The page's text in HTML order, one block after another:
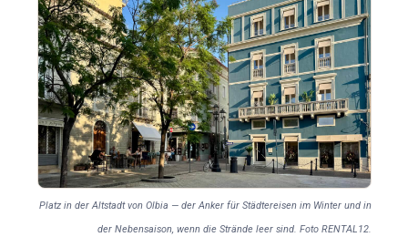
Platz in der Altstadt von Olbia — der Anker für Städtereisen im Winter und in
der Nebensaison, wenn die Strände leer sind. Foto RENTAL12.